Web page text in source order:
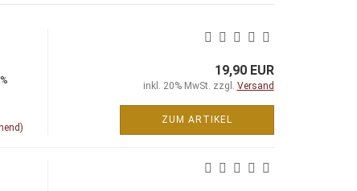
19,90 EUR
inkl. 20% MwSt. zzgl. Versand
ZUM ARTIKEL